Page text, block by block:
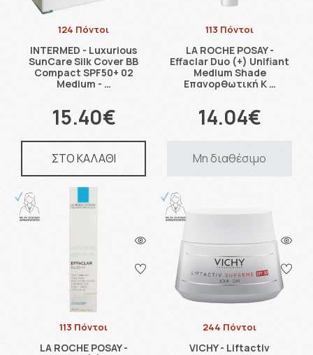
124 Πόντοι
INTERMED - Luxurious
SunCare Silk Cover BB
Compact SPF50+ 02
Medium - …
15.40€
ΣΤΟ ΚΑΛΑΘΙ
113 Πόντοι
LA ROCHE POSAY -
Effaclar Duo (+) Unifiant
Medium Shade
Επανορθωτική Κ …
14.04€
Μη διαθέσιμο
113 Πόντοι
LA ROCHE POSAY -
244 Πόντοι
VICHY - Liftactiv